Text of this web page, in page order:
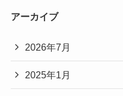
アーカイブ
2026年7月
2025年1月